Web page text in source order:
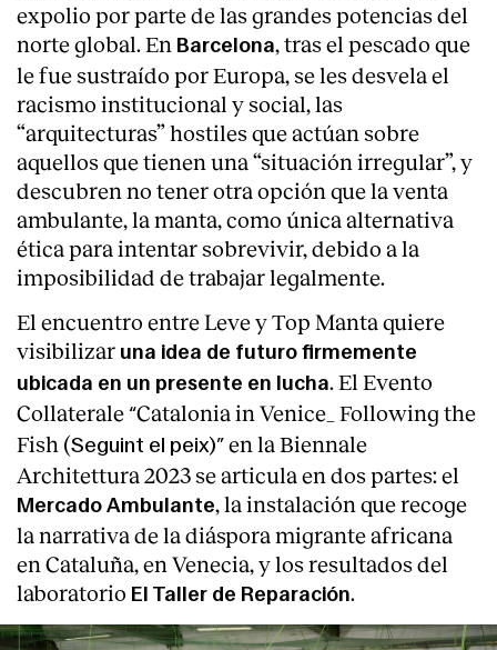
expolio por parte de las grandes potencias del
norte global. En Barcelona, tras el pescado que
le fue sustraído por Europa, se les desvela el
racismo institucional y social, las
“arquitecturas” hostiles que actúan sobre
aquellos que tienen una “situación irregular”, y
descubren no tener otra opción que la venta
ambulante, la manta, como única alternativa
ética para intentar sobrevivir, debido a la
imposibilidad de trabajar legalmente.
El encuentro entre Leve y Top Manta quiere
visibilizar una idea de futuro firmemente
ubicada en un presente en lucha. El Evento
Collaterale “Catalonia in Venice_ Following the
Fish (Seguint el peix)” en la Biennale
Architettura 2023 se articula en dos partes: el
Mercado Ambulante, la instalación que recoge
la narrativa de la diáspora migrante africana
en Cataluña, en Venecia, y los resultados del
laboratorio El Taller de Reparación.